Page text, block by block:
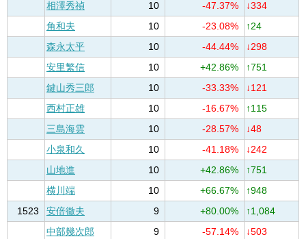
相澤秀禎
10 -47.37%
↓334
角和夫
10 -23.08%
↑24
森永太平
10 -44.44%
↓298
安里繁信
10 +42.86%
↑751
鍵山秀三郎
10 -33.33%
↓121
西村正雄
10 -16.67%
↑115
三島海雲
10 -28.57%
↓48
小泉和久
10 -41.18%
↓242
山地進
10 +42.86%
↑751
横川端
10 +66.67%
↑948
1523
安倍徹夫 9 +80.00%
↑1,084
中部幾次郎
9 -57.14%
↓503